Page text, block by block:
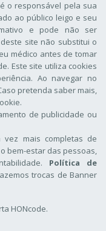
o responsável pela sua
ao público leigo e seu
e pode não ser
site não substitui o
médico antes de tomar
Este site utiliza cookies
Ao navegar no
pretenda saber mais,
.
de publicidade ou
vez mais completas de
bem-estar das pessoas,
Política de
trocas de Banner
HONcode.